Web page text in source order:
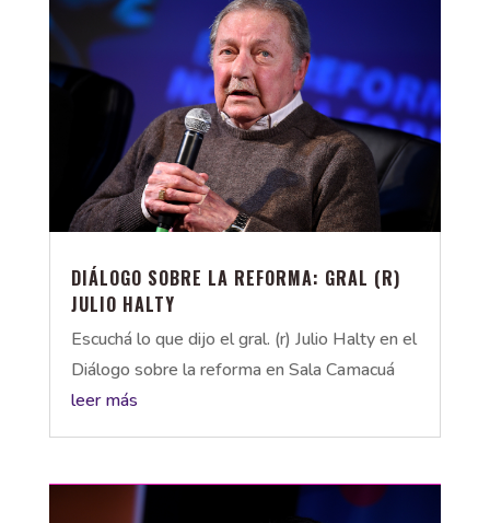
DIÁLOGO SOBRE LA REFORMA: GRAL (R)
JULIO HALTY
Escuchá lo que dijo el gral. (r) Julio Halty en el
Diálogo sobre la reforma en Sala Camacuá
leer más